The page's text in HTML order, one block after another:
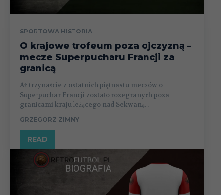
SPORTOWA HISTORIA
O krajowe trofeum poza ojczyzną –
mecze Superpucharu Francji za
granicą
Aż trzynaście z ostatnich piętnastu meczów o
Superpuchar Francji zostało rozegranych poza
granicami kraju leżącego nad Sekwaną...
GRZEGORZ ZIMNY
READ